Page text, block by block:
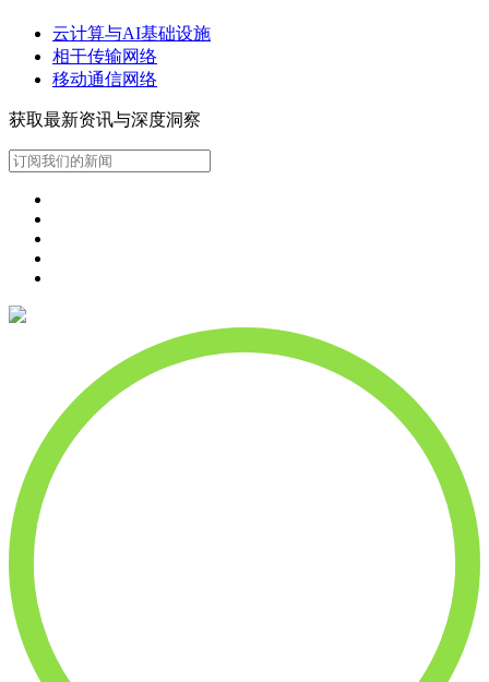
云计算与AI基础设施
相干传输网络
移动通信网络
获取最新资讯与深度洞察